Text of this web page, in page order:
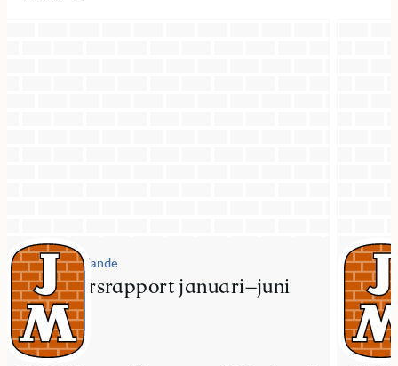
Pressmeddelande
JM delårsrapport januari–juni
2026
JM